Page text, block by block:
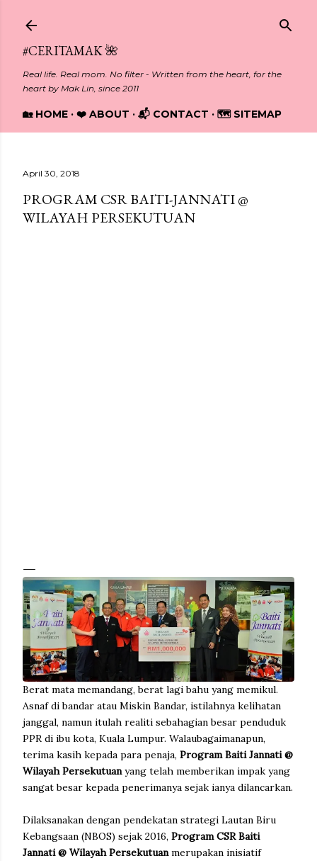
#CERITAMAK 🌺
Real life. Real mom. No filter - Written from the heart, for the
heart by Mak Lin, since 2011
🏡 HOME ❤️ ABOUT 📬 CONTACT 🗺️ SITEMAP
April 30, 2018
PROGRAM CSR BAITI-JANNATI @
WILAYAH PERSEKUTUAN
Berat mata memandang, berat lagi bahu yang memikul.
Asnaf di bandar atau Miskin Bandar, istilahnya kelihatan
janggal, namun itulah realiti sebahagian besar penduduk
PPR di ibu kota, Kuala Lumpur. Walaubagaimanapun,
terima kasih kepada para penaja, Program Baiti Jannati @
Wilayah Persekutuan yang telah memberikan impak yang
sangat besar kepada penerimanya sejak ianya dilancarkan.
Dilaksanakan dengan pendekatan strategi Lautan Biru
Kebangsaan (NBOS) sejak 2016, Program CSR Baiti
Jannati @ Wilayah Persekutuan merupakan inisiatif